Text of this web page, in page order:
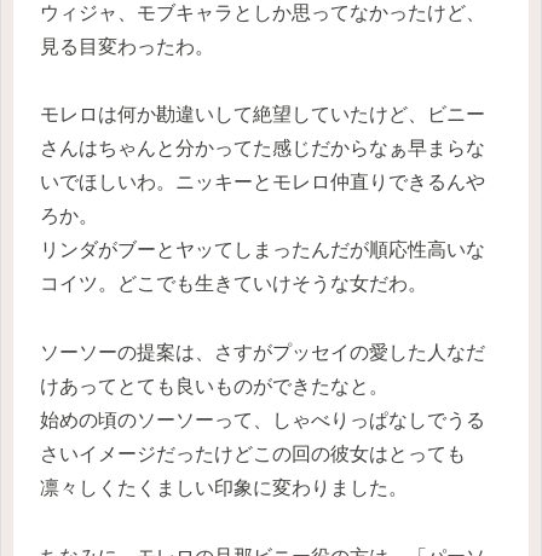
ウィジャ、モブキャラとしか思ってなかったけど、
見る目変わったわ。
モレロは何か勘違いして絶望していたけど、ビニー
さんはちゃんと分かってた感じだからなぁ早まらな
いでほしいわ。ニッキーとモレロ仲直りできるんや
ろか。
リンダがブーとヤッてしまったんだが順応性高いな
コイツ。どこでも生きていけそうな女だわ。
ソーソーの提案は、さすがプッセイの愛した人なだ
けあってとても良いものができたなと。
始めの頃のソーソーって、しゃべりっぱなしでうる
さいイメージだったけどこの回の彼女はとっても
凛々しくたくましい印象に変わりました。